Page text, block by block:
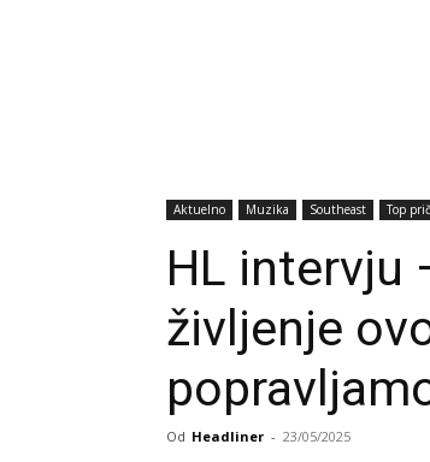
Aktuelno Muzika Southeast Top
HL intervju
življenje
Od Headliner - 23/05/2025